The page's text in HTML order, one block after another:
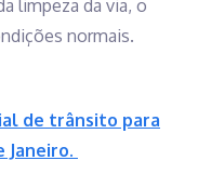
limpeza da via, o
normais.
de trânsito para
Janeiro.